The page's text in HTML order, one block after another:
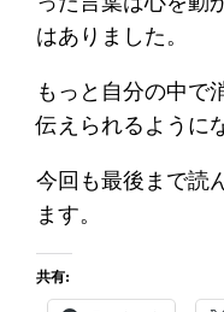
はありました。
もっと自分の中で
伝えられるように
今回も最後まで読
ます。
共有: